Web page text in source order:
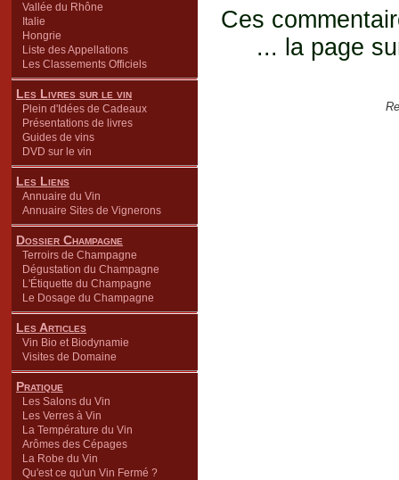
Vallée du Rhône
Italie
Hongrie
Liste des Appellations
Les Classements Officiels
Les Livres sur le vin
Plein d'Idées de Cadeaux
Présentations de livres
Guides de vins
DVD sur le vin
Les Liens
Annuaire du Vin
Annuaire Sites de Vignerons
Dossier Champagne
Terroirs de Champagne
Dégustation du Champagne
L'Étiquette du Champagne
Le Dosage du Champagne
Les Articles
Vin Bio et Biodynamie
Visites de Domaine
Pratique
Les Salons du Vin
Les Verres à Vin
La Température du Vin
Arômes des Cépages
La Robe du Vin
Qu'est ce qu'un Vin Fermé ?
Ces
... la page